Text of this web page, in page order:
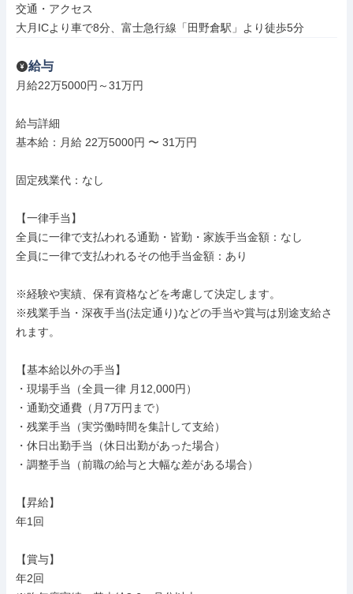
交通・アクセス
大月ICより車で8分、富士急行線「田野倉駅」より徒歩5分
給与
月給22万5000円～31万円
給与詳細
基本給：月給 22万5000円 〜 31万円
固定残業代：なし
【一律手当】
全員に一律で支払われる通勤・皆勤・家族手当金額：なし
全員に一律で支払われるその他手当金額：あり
※経験や実績、保有資格などを考慮して決定します。
※残業手当・深夜手当(法定通り)などの手当や賞与は別途支給さ
れます。
【基本給以外の手当】
・現場手当（全員一律 月12,000円）
・通勤交通費（月7万円まで）
・残業手当（実労働時間を集計して支給）
・休日出勤手当（休日出勤があった場合）
・調整手当（前職の給与と大幅な差がある場合）
【昇給】
年1回
【賞与】
年2回